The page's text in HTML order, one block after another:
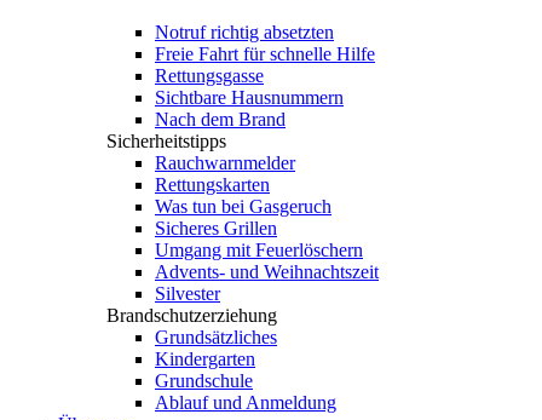
Notruf richtig absetzten
Freie Fahrt für schnelle Hilfe
Rettungsgasse
Sichtbare Hausnummern
Nach dem Brand
Sicherheitstipps
Rauchwarnmelder
Rettungskarten
Was tun bei Gasgeruch
Sicheres Grillen
Umgang mit Feuerlöschern
Advents- und Weihnachtszeit
Silvester
Brandschutzerziehung
Grundsätzliches
Kindergarten
Grundschule
Ablauf und Anmeldung